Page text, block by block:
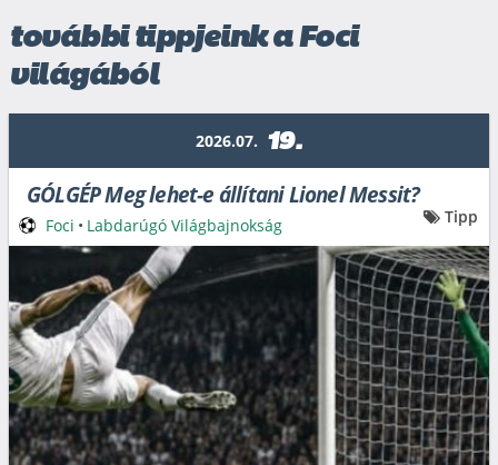
további tippjeink a Foci
világából
2026.07. 19.
GÓLGÉP Meg lehet-e állítani Lionel Messit?
Foci • Labdarúgó Világbajnokság Tipp